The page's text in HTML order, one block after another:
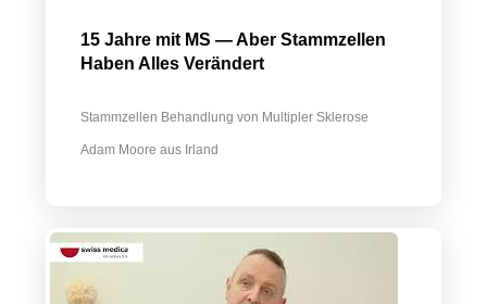
15 Jahre mit MS — Aber Stammzellen
Haben Alles Verändert
Stammzellen Behandlung von Multipler Sklerose
Adam Moore aus Irland